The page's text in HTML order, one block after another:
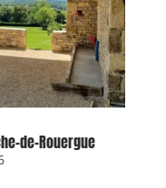
de-Rouergue